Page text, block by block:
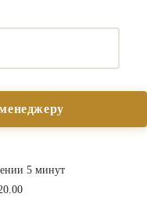
5 минут